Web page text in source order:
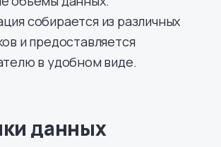
собирается из различных
и предоставляется
в удобном виде.
данных